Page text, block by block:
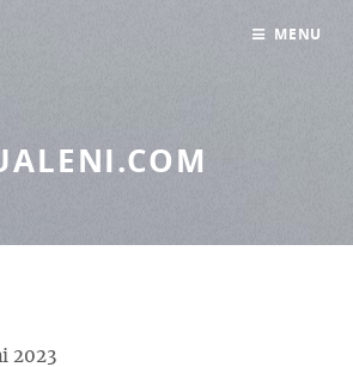
2023
MENU